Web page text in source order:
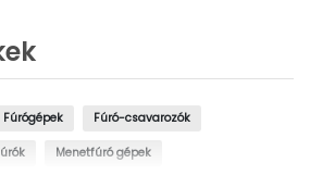
Fúrógépek Fúró-csavarozók
Menetfúró gépek